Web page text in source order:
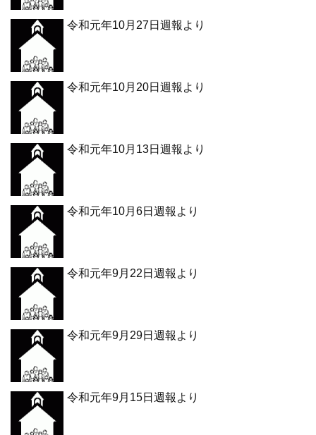
令和元年10月27日週報より
令和元年10月20日週報より
令和元年10月13日週報より
令和元年10月6日週報より
令和元年9月22日週報より
令和元年9月29日週報より
令和元年9月15日週報より